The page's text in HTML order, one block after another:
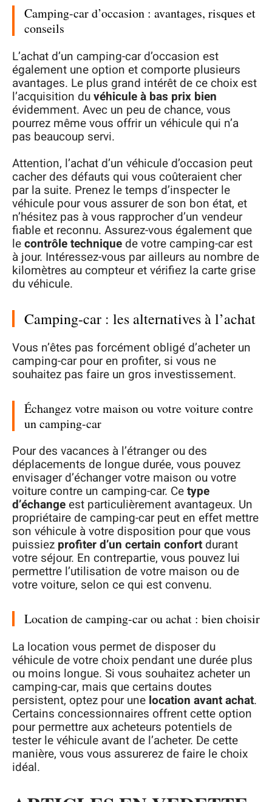
Camping-car d’occasion : avantages, risques et
conseils
L’achat d’un camping-car d’occasion est
également une option et comporte plusieurs
avantages. Le plus grand intérêt de ce choix est
l’acquisition duvéhicule à bas prix bien
évidemment. Avec un peu de chance, vous
pourrez même vous offrir un véhicule qui n’a
pas beaucoup servi.
Attention, l’achat d’un véhicule d’occasion peut
cacher des défauts qui vous coûteraient cher
par la suite. Prenez le temps d’inspecter le
véhicule pour vous assurer de son bon état, et
n’hésitez pas à vous rapprocher d’un vendeur
fiable et reconnu. Assurez-vous également que
lecontrôle technique de votre camping-car est
à jour. Intéressez-vous par ailleurs au nombre de
kilomètres au compteur et vérifiez la carte grise
du véhicule.
Camping-car : les alternatives à l’achat
Vous n’êtes pas forcément obligé d’acheter un
camping-car pour en profiter, si vous ne
souhaitez pas faire un gros investissement.
Échangez votre maison ou votre voiture contre
un camping-car
Pour des vacances à l’étranger ou des
déplacements de longue durée, vous pouvez
envisager d’échanger votre maison ou votre
voiture contre un camping-car. Cetype
d’échangeest particulièrement avantageux. Un
propriétaire de camping-car peut en effet mettre
son véhicule à votre disposition pour que vous
puissiez profiter d’un certain confort durant
votre séjour. En contrepartie, vous pouvez lui
permettre l’utilisation de votre maison ou de
votre voiture, selon ce qui est convenu.
Location de camping-car ou achat : bien choisir
La location vous permet de disposer du
véhicule de votre choix pendant une durée plus
ou moins longue. Si vous souhaitez acheter un
camping-car, mais que certains doutes
persistent, optez pour une location avant achat.
Certains concessionnaires offrent cette option
pour permettre aux acheteurs potentiels de
tester le véhicule avant de l’acheter. De cette
manière, vous vous assurerez de faire le choix
idéal.